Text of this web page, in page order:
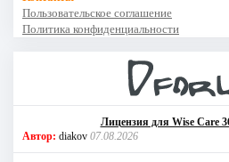
Пользовательское соглашение
Политика конфиденциальности
Лицензия для Wise Care
Автор: diakov 07.08.2026